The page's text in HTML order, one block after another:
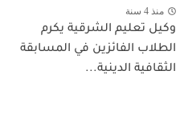
منذ 4 سنة
وكيل تعليم الشرقية يكرم
الطلاب الفائزين في المسابقة
الثقافية الدينية...